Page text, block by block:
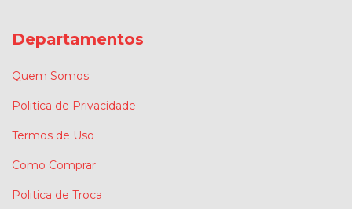
Departamentos
Quem Somos
Politica de Privacidade
Termos de Uso
Como Comprar
Politica de Troca